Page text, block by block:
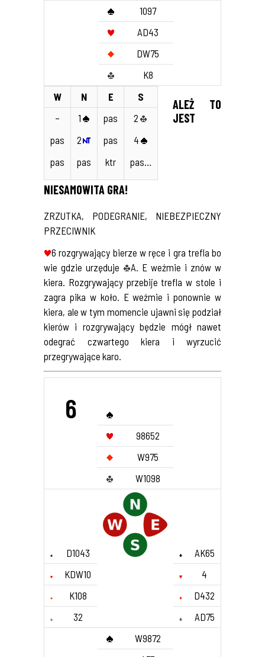
1097
AD43
DW75
K8
W
N E
S
–
pas
pas
1
2
pas
pas
pas
ktr
2
4
pas…
ALEŻ TO
JEST
NIESAMOWITA GRA!
ZRZUTKA, PODEGRANIE, NIEBEZPIECZNY
PRZECIWNIK
6 rozgrywający bierze w ręce i gra trefla bo
wie gdzie urzęduje
A. E weźmie i znów w
kiera. Rozgrywający przebije trefla w stole i
zagra pika w koło. E weźmie i ponownie w
kiera, ale w tym momencie ujawni się podział
kierów i rozgrywający będzie mógł nawet
odegrać czwartego kiera i wyrzucić
przegrywające karo.
6
98652
W975
W1098
D1043
AK65
KDW10
4
K108
D432
32
AD75
W9872